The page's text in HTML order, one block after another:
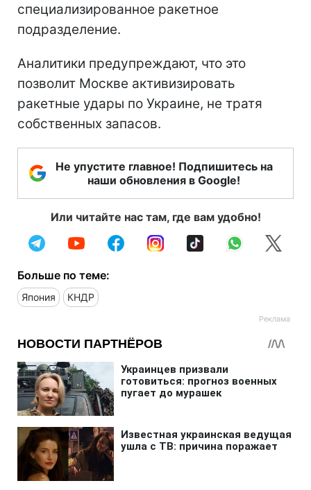
специализированное ракетное
подразделение.
Аналитики предупреждают, что это
позволит Москве активизировать
ракетные удары по Украине, не тратя
собственных запасов.
Не упустите главное! Подпишитесь на
наши обновления в Google!
Или читайте нас там, где вам удобно!
Больше по теме:
Япония КНДР